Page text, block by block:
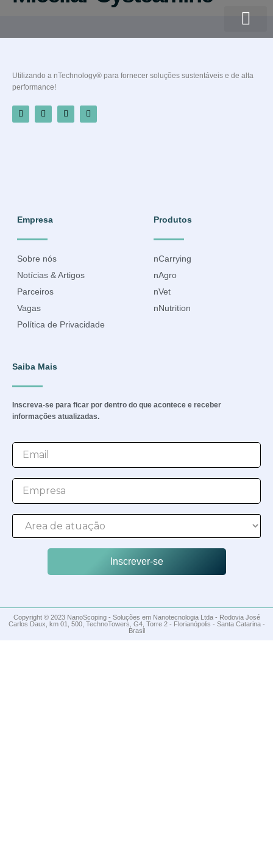
Utilizando a nTechnology® para fornecer soluções sustentáveis e de alta
performance!
Empresa
Sobre nós
Notícias & Artigos
Parceiros
Vagas
Política de Privacidade
Produtos
nCarrying
nAgro
nVet
nNutrition
Saiba Mais
Inscreva-se para ficar por dentro do que acontece e receber
informações atualizadas.
Inscrever-se
Copyright © 2023 NanoScoping - Soluções em Nanotecnologia Ltda - Rodovia José
Carlos Daux, km 01, 500, TechnoTowers, G4, Torre 2 - Florianópolis - Santa Catarina -
Brasil